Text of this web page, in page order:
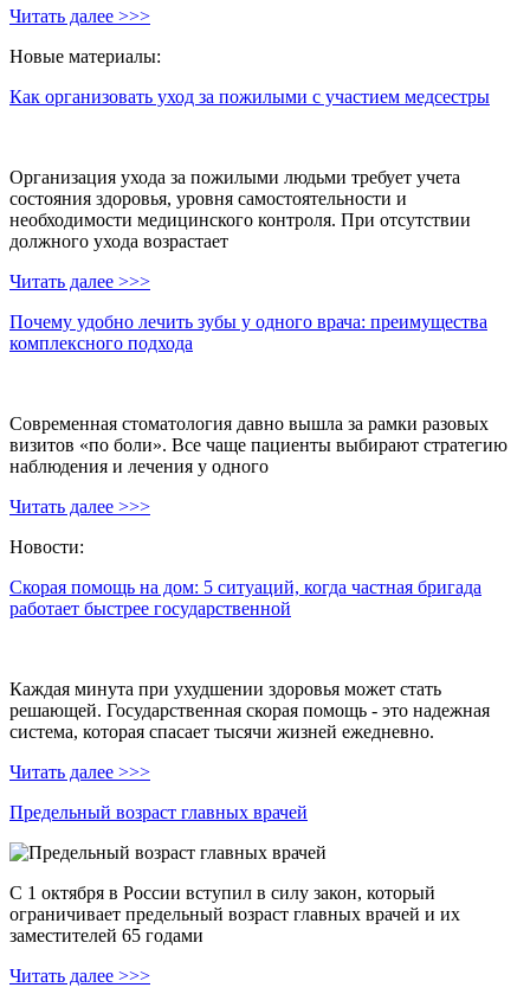
Читать далее >>>
Новые материалы:
Как организовать уход за пожилыми с участием медсестры
Организация ухода за пожилыми людьми требует учета
состояния здоровья, уровня самостоятельности и
необходимости медицинского контроля. При отсутствии
должного ухода возрастает
Читать далее >>>
Почему удобно лечить зубы у одного врача: преимущества
комплексного подхода
Современная стоматология давно вышла за рамки разовых
визитов «по боли». Все чаще пациенты выбирают стратегию
наблюдения и лечения у одного
Читать далее >>>
Новости:
Скорая помощь на дом: 5 ситуаций, когда частная бригада
работает быстрее государственной
Каждая минута при ухудшении здоровья может стать
решающей. Государственная скорая помощь - это надежная
система, которая спасает тысячи жизней ежедневно.
Читать далее >>>
Предельный возраст главных врачей
С 1 октября в России вступил в силу закон, который
ограничивает предельный возраст главных врачей и их
заместителей 65 годами
Читать далее >>>